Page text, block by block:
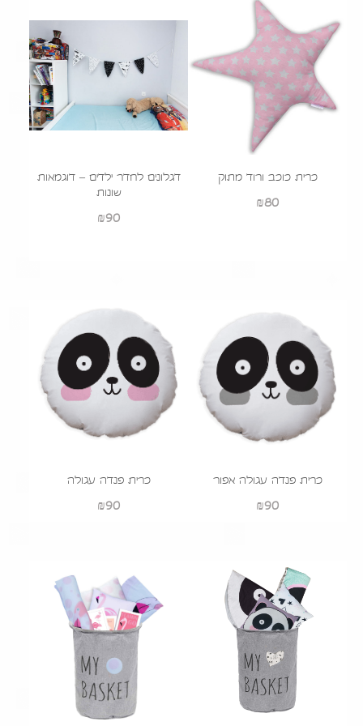
כרית כוכב ורוד מתוק
₪80
דגלונים לחדר ילדים – דוגמאות
שונות
₪90
כרית פנדה עגולה אפור
₪90
כרית פנדה עגולה
₪90